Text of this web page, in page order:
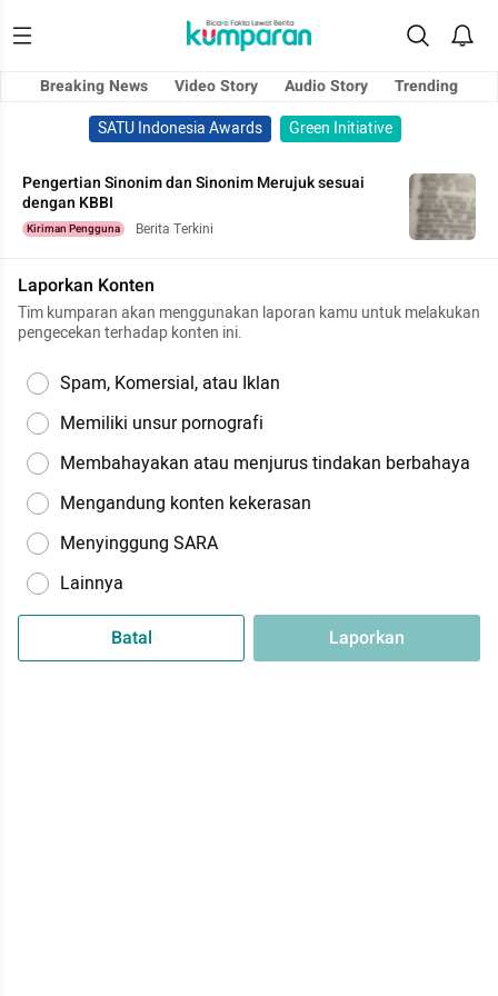
Breaking News Video Story Audio Story
Trending
SATU Indonesia Awards
Green Initiative
Pengertian Sinonim dan Sinonim Merujuk sesuai
dengan KBBI
Kiriman Pengguna Berita Terkini
Laporkan Konten
Tim kumparan akan menggunakan laporan kamu untuk melakukan
pengecekan terhadap konten ini.
Spam, Komersial, atau Iklan
Memiliki unsur pornografi
Membahayakan atau menjurus tindakan berbahaya
Mengandung konten kekerasan
Menyinggung SARA
Lainnya
Batal Laporkan